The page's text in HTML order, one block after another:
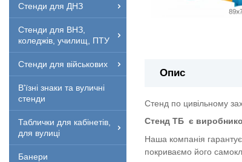
Стенди для ДНЗ
Стенди для ВНЗ,
коледжів, училищ, ПТУ
Стенди для військових
В'їзні знаки та вуличні
стенди
Таблички для кабінетів,
для вулиці
Банери
Опис
Стенд по цивільному
Стенд ТБ є
Наша компанія
покриваємо його